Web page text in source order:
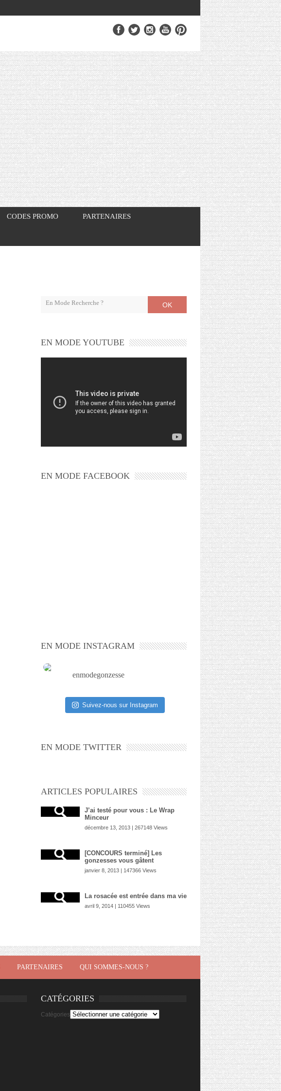
CODES PROMO PARTENAIRES
OK
EN MODE YOUTUBE
EN MODE FACEBOOK
EN MODE INSTAGRAM
enmodegonzesse
Suivez-nous sur Instagram
EN MODE TWITTER
ARTICLES POPULAIRES
J’ai testé pour vous : Le Wrap
Minceur
décembre 13, 2013 | 267148 Views
[CONCOURS terminé] Les
gonzesses vous gâtent
janvier 8, 2013 | 147366 Views
La rosacée est entrée dans ma vie
avril 9, 2014 | 110455 Views
PARTENAIRES QUI SOMMES-NOUS ?
CATÉGORIES
Catégories